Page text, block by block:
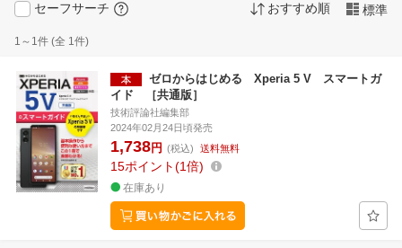
セーフサーチ おすすめ順 標準
1～1件 (全 1件)
ゼロからはじめる Xperia 5 V スマートガ
イド ［共通版］
技術評論社編集部
2024年02月24日頃発売
1,738円 (税込) 送料無料
15ポイント 1倍
在庫あり